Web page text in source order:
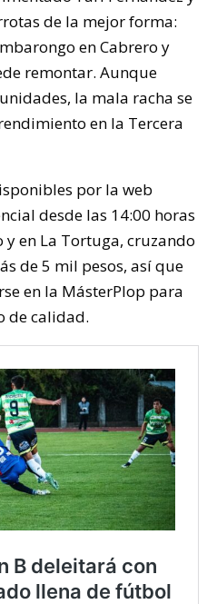
de la mejor forma:
en Cabrero y
remontar. Aunque
la mala racha se
en la Tercera
por la web
desde las 14:00 horas
en La Tortuga, cruzando
de 5 mil pesos, así que
en la MásterPlop para
de calidad.